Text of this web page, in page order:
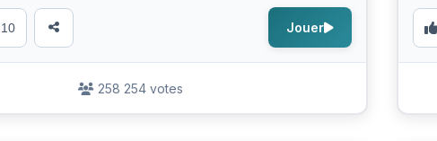
Jouer
258 254 votes